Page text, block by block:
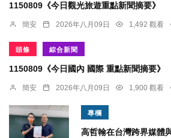
1150809《今日觀光旅遊重點新聞摘要》
簡安 2026年八月09日 1,492 觀看
頭條 綜合新聞
1150809《今日國內 國際 重點新聞摘要》
簡安 2026年八月09日 1,900 觀看
專欄
高哲翰在台灣跨界媒體